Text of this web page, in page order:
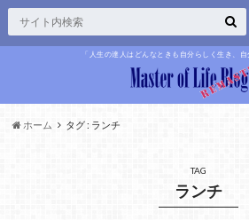
「人生の達人はどんなときも自分らしく生き、自
ホーム タグ : ランチ
TAG
ランチ